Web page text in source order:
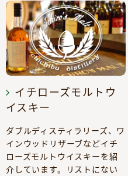
イチローズモルトウ
イスキー
ダブルディスティラリーズ、ワ
インウッドリザーブなどイチ
ローズモルトウイスキーを紹
介しています。リストにない